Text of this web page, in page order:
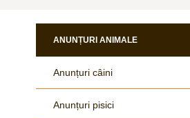
ANUNȚURI ANIMALE
Anunțuri câini
Anunțuri pisici